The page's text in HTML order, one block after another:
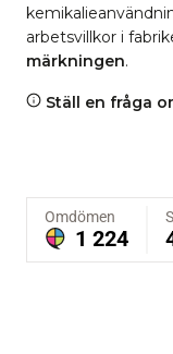
arbetsvillkor i
märkningen.
Ställ en fråga